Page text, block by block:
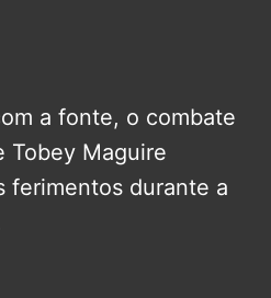
a fonte, o combate
Tobey Maguire
ferimentos durante a